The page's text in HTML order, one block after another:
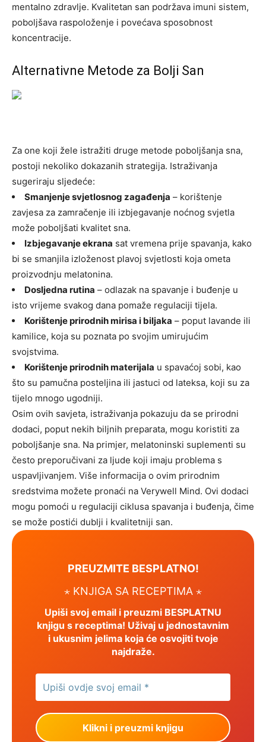
mentalno zdravlje. Kvalitetan san podržava imuni sistem,
poboljšava raspoloženje i povećava sposobnost
koncentracije.
Alternativne Metode za Bolji San
Za one koji žele istražiti druge metode poboljšanja sna,
postoji nekoliko dokazanih strategija. Istraživanja
sugeriraju sljedeće:
Smanjenje svjetlosnog zagađenja – korištenje
zavjesa za zamračenje ili izbjegavanje noćnog svjetla
može poboljšati kvalitet sna.
Izbjegavanje ekrana sat vremena prije spavanja, kako
bi se smanjila izloženost plavoj svjetlosti koja ometa
proizvodnju melatonina.
Dosljedna rutina – odlazak na spavanje i buđenje u
isto vrijeme svakog dana pomaže regulaciji tijela.
Korištenje prirodnih mirisa i biljaka – poput lavande ili
kamilice, koja su poznata po svojim umirujućim
svojstvima.
Korištenje prirodnih materijala u spavaćoj sobi, kao
što su pamučna posteljina ili jastuci od lateksa, koji su za
tijelo mnogo ugodniji.
Osim ovih savjeta, istraživanja pokazuju da se prirodni
dodaci, poput nekih biljnih preparata, mogu koristiti za
poboljšanje sna. Na primjer, melatoninski suplementi su
često preporučivani za ljude koji imaju problema s
uspavljivanjem. Više informacija o ovim prirodnim
sredstvima možete pronaći na Verywell Mind. Ovi dodaci
mogu pomoći u regulaciji ciklusa spavanja i buđenja, čime
se može postići dublji i kvalitetniji san.
PREUZMITE BESPLATNO!
⋆ KNJIGA SA RECEPTIMA ⋆
Upiši svoj email i preuzmi BESPLATNU
knjigu s receptima! Uživaj u jednostavnim
i ukusnim jelima koja će osvojiti tvoje
najdraže.